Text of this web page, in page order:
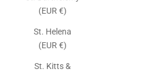
(EUR €)
St. Helena
(EUR €)
St. Kitts &